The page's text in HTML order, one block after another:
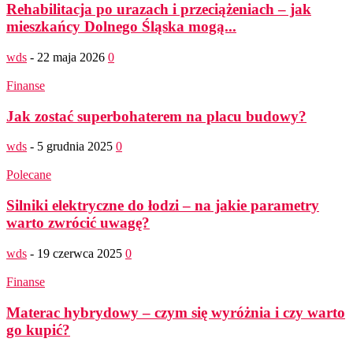
Rehabilitacja po urazach i przeciążeniach – jak
mieszkańcy Dolnego Śląska mogą...
wds - 22 maja 2026 0
Finanse
Jak zostać superbohaterem na placu budowy?
wds - 5 grudnia 2025 0
Polecane
Silniki elektryczne do łodzi – na jakie parametry
warto zwrócić uwagę?
wds - 19 czerwca 2025 0
Finanse
Materac hybrydowy – czym się wyróżnia i czy warto
go kupić?